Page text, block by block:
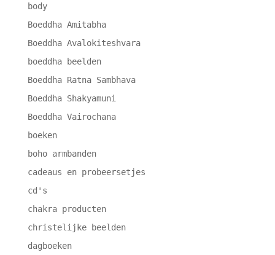
body
Boeddha Amitabha
Boeddha Avalokiteshvara
boeddha beelden
Boeddha Ratna Sambhava
Boeddha Shakyamuni
Boeddha Vairochana
boeken
boho armbanden
cadeaus en probeersetjes
cd's
chakra producten
christelijke beelden
dagboeken